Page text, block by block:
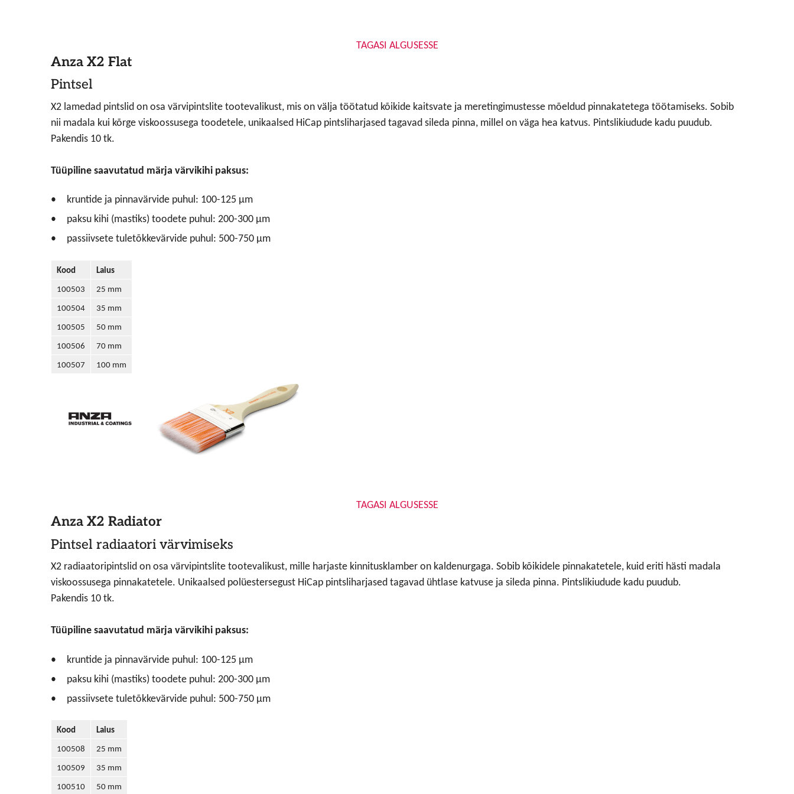
TAGASI ALGUSESSE
Anza X2 Flat
Pintsel
X2 lamedad pintslid on osa värvipintslite tootevalikust, mis on välja töötatud kõikide kaitsvate ja meretingimustesse mõeldud pinnakatetega töötamiseks. Sobib
nii madala kui kõrge viskoossusega toodetele, unikaalsed HiCap pintsliharjased tagavad sileda pinna, millel on väga hea katvus. Pintslikiudude kadu puudub.
Pakendis 10 tk.
Tüüpiline saavutatud märja värvikihi paksus:
kruntide ja pinnavärvide puhul: 100-125 μm
paksu kihi (mastiks) toodete puhul: 200-300 μm
passiivsete tuletõkkevärvide puhul: 500-750 μm
Kood
Laius
100503
25 mm
100504
35 mm
100505
50 mm
100506
70 mm
100507
100 mm
TAGASI ALGUSESSE
Anza X2 Radiator
Pintsel radiaatori värvimiseks
X2 radiaatoripintslid on osa värvipintslite tootevalikust, mille harjaste kinnitusklamber on kaldenurgaga. Sobib kõikidele pinnakatetele, kuid eriti hästi madala
viskoossusega pinnakatetele. Unikaalsed polüestersegust HiCap pintsliharjased tagavad ühtlase katvuse ja sileda pinna. Pintslikiudude kadu puudub.
Pakendis 10 tk.
Tüüpiline saavutatud märja värvikihi paksus:
kruntide ja pinnavärvide puhul: 100-125 μm
paksu kihi (mastiks) toodete puhul: 200-300 μm
passiivsete tuletõkkevärvide puhul: 500-750 μm
Kood
Laius
100508
25 mm
100509
35 mm
100510
50 mm